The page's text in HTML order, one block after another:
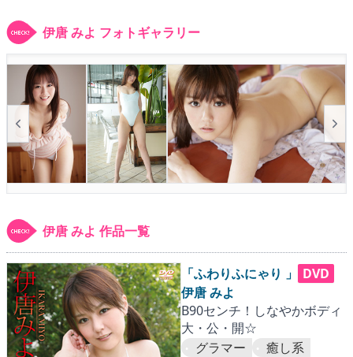
▶
▶個人情報保護について
▶よくあるご質問
▶会社概要
▶お問い合わせフォーム
伊唐 みよ フォトギャラリー
伊唐 みよ 作品一覧
「ふわりふにゃり 」
DVD
伊唐 みよ
B90センチ！しなやかボディ
大・公・開☆
グラマー
癒し系